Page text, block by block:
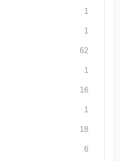
1
1
62
1
16
1
18
6